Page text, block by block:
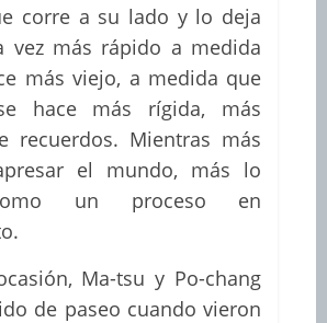
corre a su lado y lo deja
vez más rápido a medida
más viejo, a medida que
hace más rígida, más
recuerdos. Mientras más
el mundo, más lo
un proceso en
Ma-tsu y Po-chang
de paseo cuando vieron